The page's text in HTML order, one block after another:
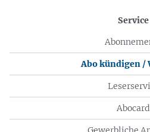
Service
Abo kündigen /
Abocard